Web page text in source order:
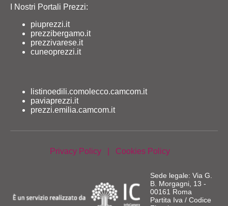
I Nostri Portali Prezzi:
piuprezzi.it
prezzibergamo.it
prezzivarese.it
cuneoprezzi.it
listinoedili.comolecco.camcom.it
paviaprezzi.it
prezzi.emilia.camcom.it
Privacy Policy Cookies Policy
Sede legale: Via G.
B. Morgagni, 13 -
00161 Roma
Partita Iva / Codice